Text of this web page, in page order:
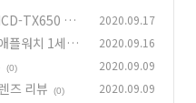
TX650 리
2020.09.17
플워치 1세대
2020.09.16
(0) 2020.09.09
즈 리뷰 (0) 2020.09.09